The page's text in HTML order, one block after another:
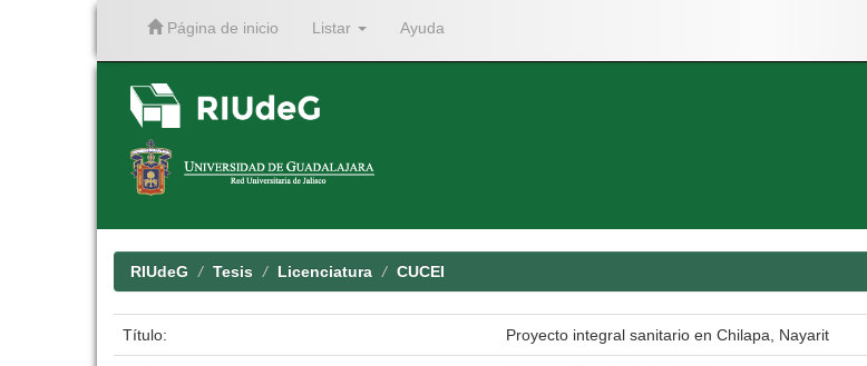
Página de inicio Listar Ayuda
RIUdeG Tesis Licenciatura CUCEI
Título: Proyecto integral sanitario en Chilapa, Nayarit